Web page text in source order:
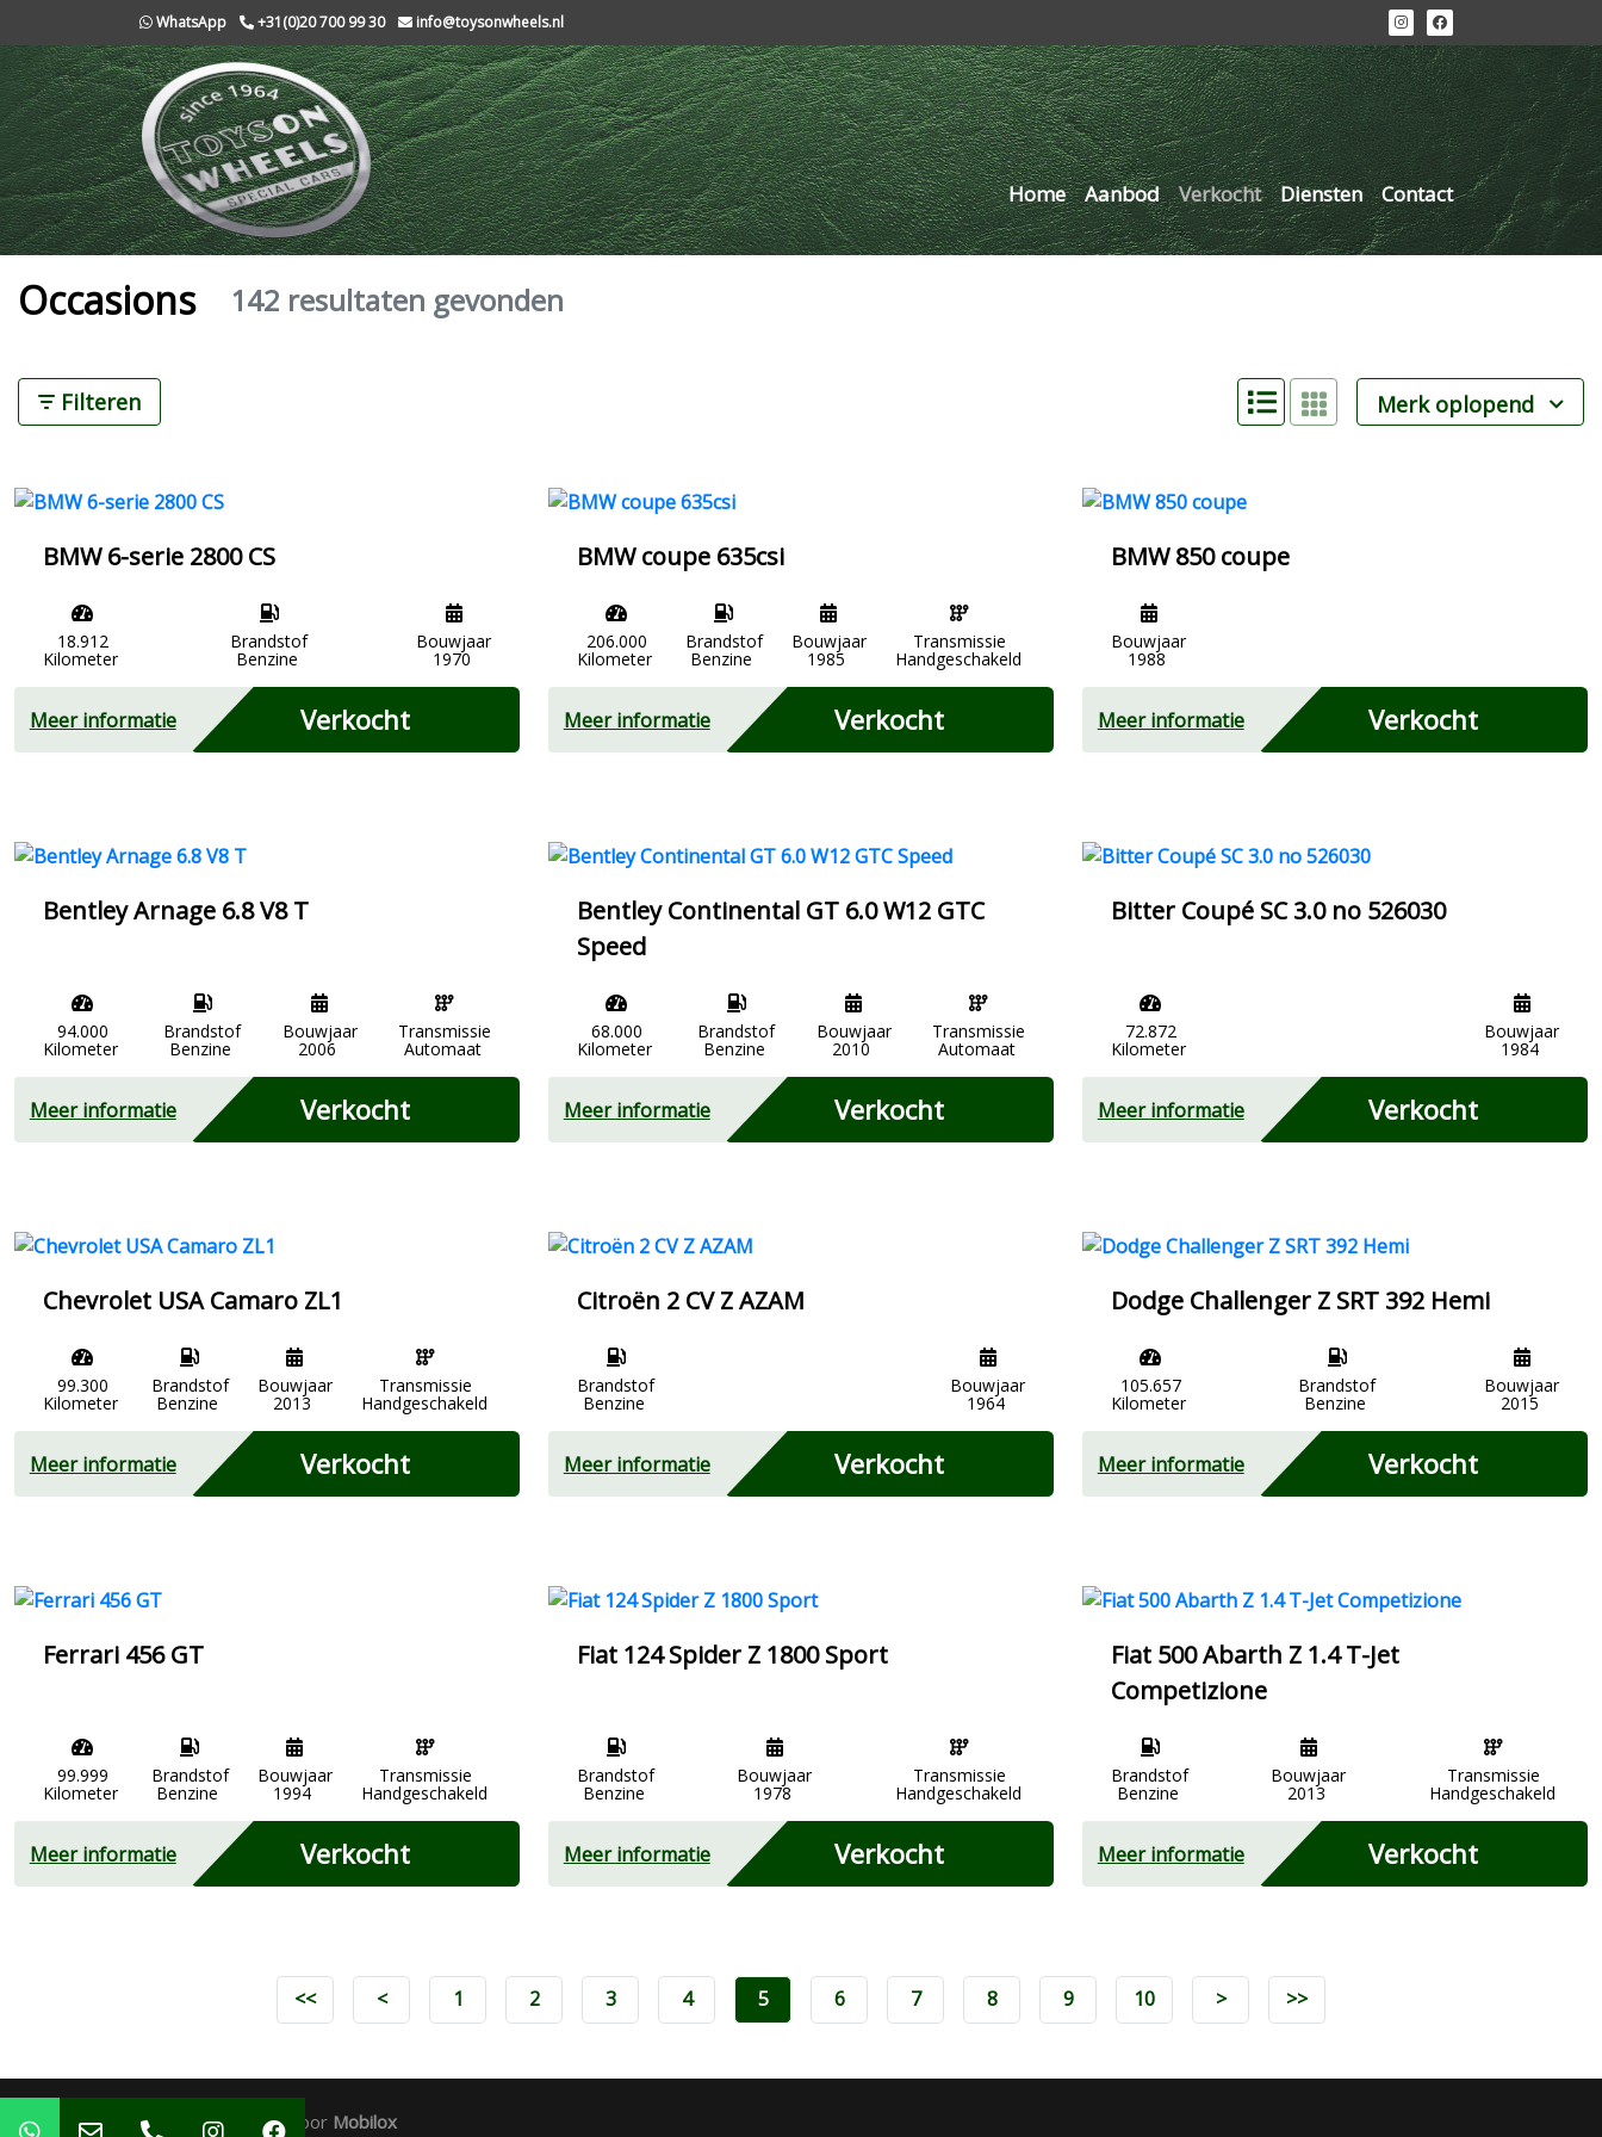
WhatsApp +31(0)20 700 99 30 info@toysonwheels.nl
Home Aanbod Verkocht Diensten Contact
Occasions 142 resultaten gevonden
Filteren Merk oplopend
BMW 6-serie 2800 CS
18.912
Kilometer
Brandstof
Benzine
Bouwjaar
1970
Meer informatie Verkocht
BMW coupe 635csi
206.000
Kilometer
Brandstof
Benzine
Bouwjaar
1985
Transmissie
Handgeschakeld
Meer informatie Verkocht
BMW 850 coupe
Bouwjaar
1988
Meer informatie Verkocht
Bentley Arnage 6.8 V8 T
94.000
Kilometer
Brandstof
Benzine
Bouwjaar
2006
Transmissie
Automaat
Meer informatie Verkocht
Bentley Continental GT 6.0 W12 GTC
Speed
68.000
Kilometer
Brandstof
Benzine
Bouwjaar
2010
Transmissie
Automaat
Meer informatie Verkocht
Bitter Coupé SC 3.0 no 526030
72.872
Kilometer
Bouwjaar
1984
Meer informatie Verkocht
Chevrolet USA Camaro ZL1
99.300
Kilometer
Brandstof
Benzine
Bouwjaar
2013
Transmissie
Handgeschakeld
Meer informatie Verkocht
Citroën 2 CV Z AZAM
Brandstof
Benzine
Bouwjaar
1964
Meer informatie Verkocht
Dodge Challenger Z SRT 392 Hemi
105.657
Kilometer
Brandstof
Benzine
Bouwjaar
2015
Meer informatie Verkocht
Ferrari 456 GT
99.999
Kilometer
Brandstof
Benzine
Bouwjaar
1994
Transmissie
Handgeschakeld
Meer informatie Verkocht
Fiat 124 Spider Z 1800 Sport
Brandstof
Benzine
Bouwjaar
1978
Transmissie
Handgeschakeld
Meer informatie Verkocht
Fiat 500 Abarth Z 1.4 T-Jet
Competizione
Brandstof
Benzine
Bouwjaar
2013
Transmissie
Handgeschakeld
Meer informatie Verkocht
<< < 1 2 3 4 5 6 7 8 9 10 > >>
Mogelijk gemaakt door Mobilox